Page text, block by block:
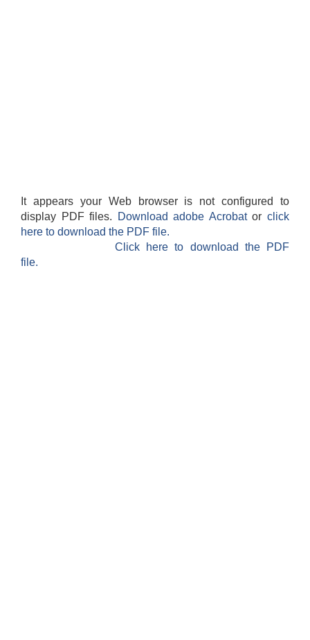
It appears your Web browser is not configured to
display PDF files.
Download adobe Acrobatorclick
here to download the PDF file.
Click here to download the PDF
file.